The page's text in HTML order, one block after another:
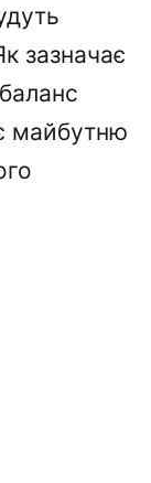
зазначає
майбутню